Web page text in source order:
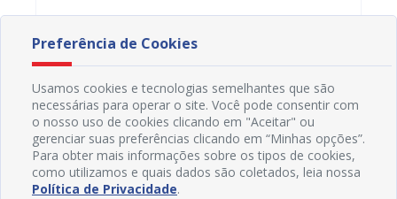
07/08/2026 11H45 30/
Preferência de Cookies
Usamos cookies e tecnologias semelhantes que são
necessárias para operar o site. Você pode consentir com
o nosso uso de cookies clicando em "Aceitar" ou
gerenciar suas preferências clicando em “Minhas opções”.
Para obter mais informações sobre os tipos de cookies,
como utilizamos e quais dados são coletados, leia nossa
Política de Privacidade.